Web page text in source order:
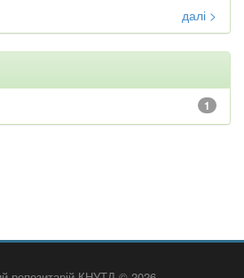
далі >
1